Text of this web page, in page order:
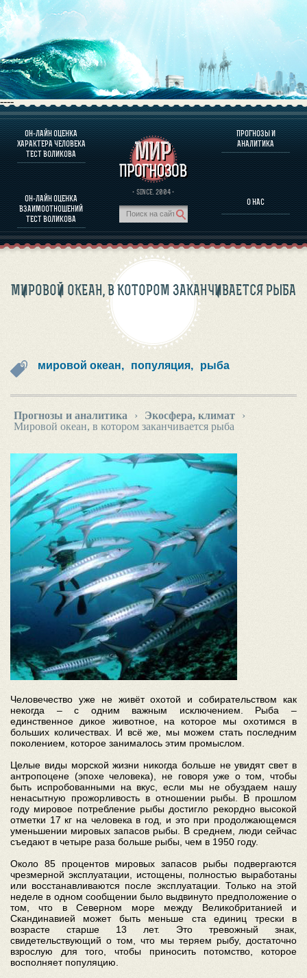
----
ОН-ЛАЙН ОЦЕНКА
ХАРАКТЕРА ЧЕЛОВЕКА
ТЕСТ ВОЛИКОВА
ОН-ЛАЙН ОЦЕНКА
ВЗАИМООТНОШЕНИЙ
ТЕСТ ВОЛИКОВА
· SINCE. 2004 ·
ПРОГНОЗЫ И
АНАЛИТИКА
О НАС
О ПРОГРАММЕ
ОЦЕНКА ХАРАКТЕРA ЧЕЛОВЕКА
ОЦЕНКА ХАРАКТЕРА ВЫДАЮЩИХСЯ ЛИЧНОСТЕЙ
О ПРОГРАММЕ
ПРОГНОЗЫ И АНАЛИТИКА
МИРОВОЙ ОКЕАН, В КОТОРОМ ЗАКАНЧИВАЕТСЯ РЫБА
мировой океан, популяция, рыба
Прогнозы и аналитика › Экосфера, климат
›
Мировой океан, в котором заканчивается рыба
Человечество уже не живёт охотой и собирательством как
некогда – с одним важным исключением. Рыба –
единственное дикое животное, на которое мы охотимся в
больших количествах. И всё же, мы можем стать последним
поколением, которое занималось этим промыслом.
Целые виды морской жизни никогда больше не увидят свет в
антропоцене (эпохе человека), не говоря уже о том, чтобы
быть испробованными на вкус, если мы не обуздаем нашу
ненасытную прожорливость в отношении рыбы. В прошлом
году мировое потребление рыбы достигло рекордно высокой
отметки 17 кг на человека в год, и это при продолжающемся
уменьшении мировых запасов рыбы. В среднем, люди сейчас
съедают в четыре раза больше рыбы, чем в 1950 году.
Около 85 процентов мировых запасов рыбы подвергаются
чрезмерной эксплуатации, истощены, полностью выработаны
или восстанавливаются после эксплуатации. Только на этой
неделе в одном сообщении было выдвинуто предположение о
том, что в Северном море между Великобританией и
Скандинавией может быть меньше ста единиц трески в
возрасте старше 13 лет. Это тревожный знак,
свидетельствующий о том, что мы теряем рыбу, достаточно
взрослую для того, чтобы приносить потомство, которое
восполняет популяцию.